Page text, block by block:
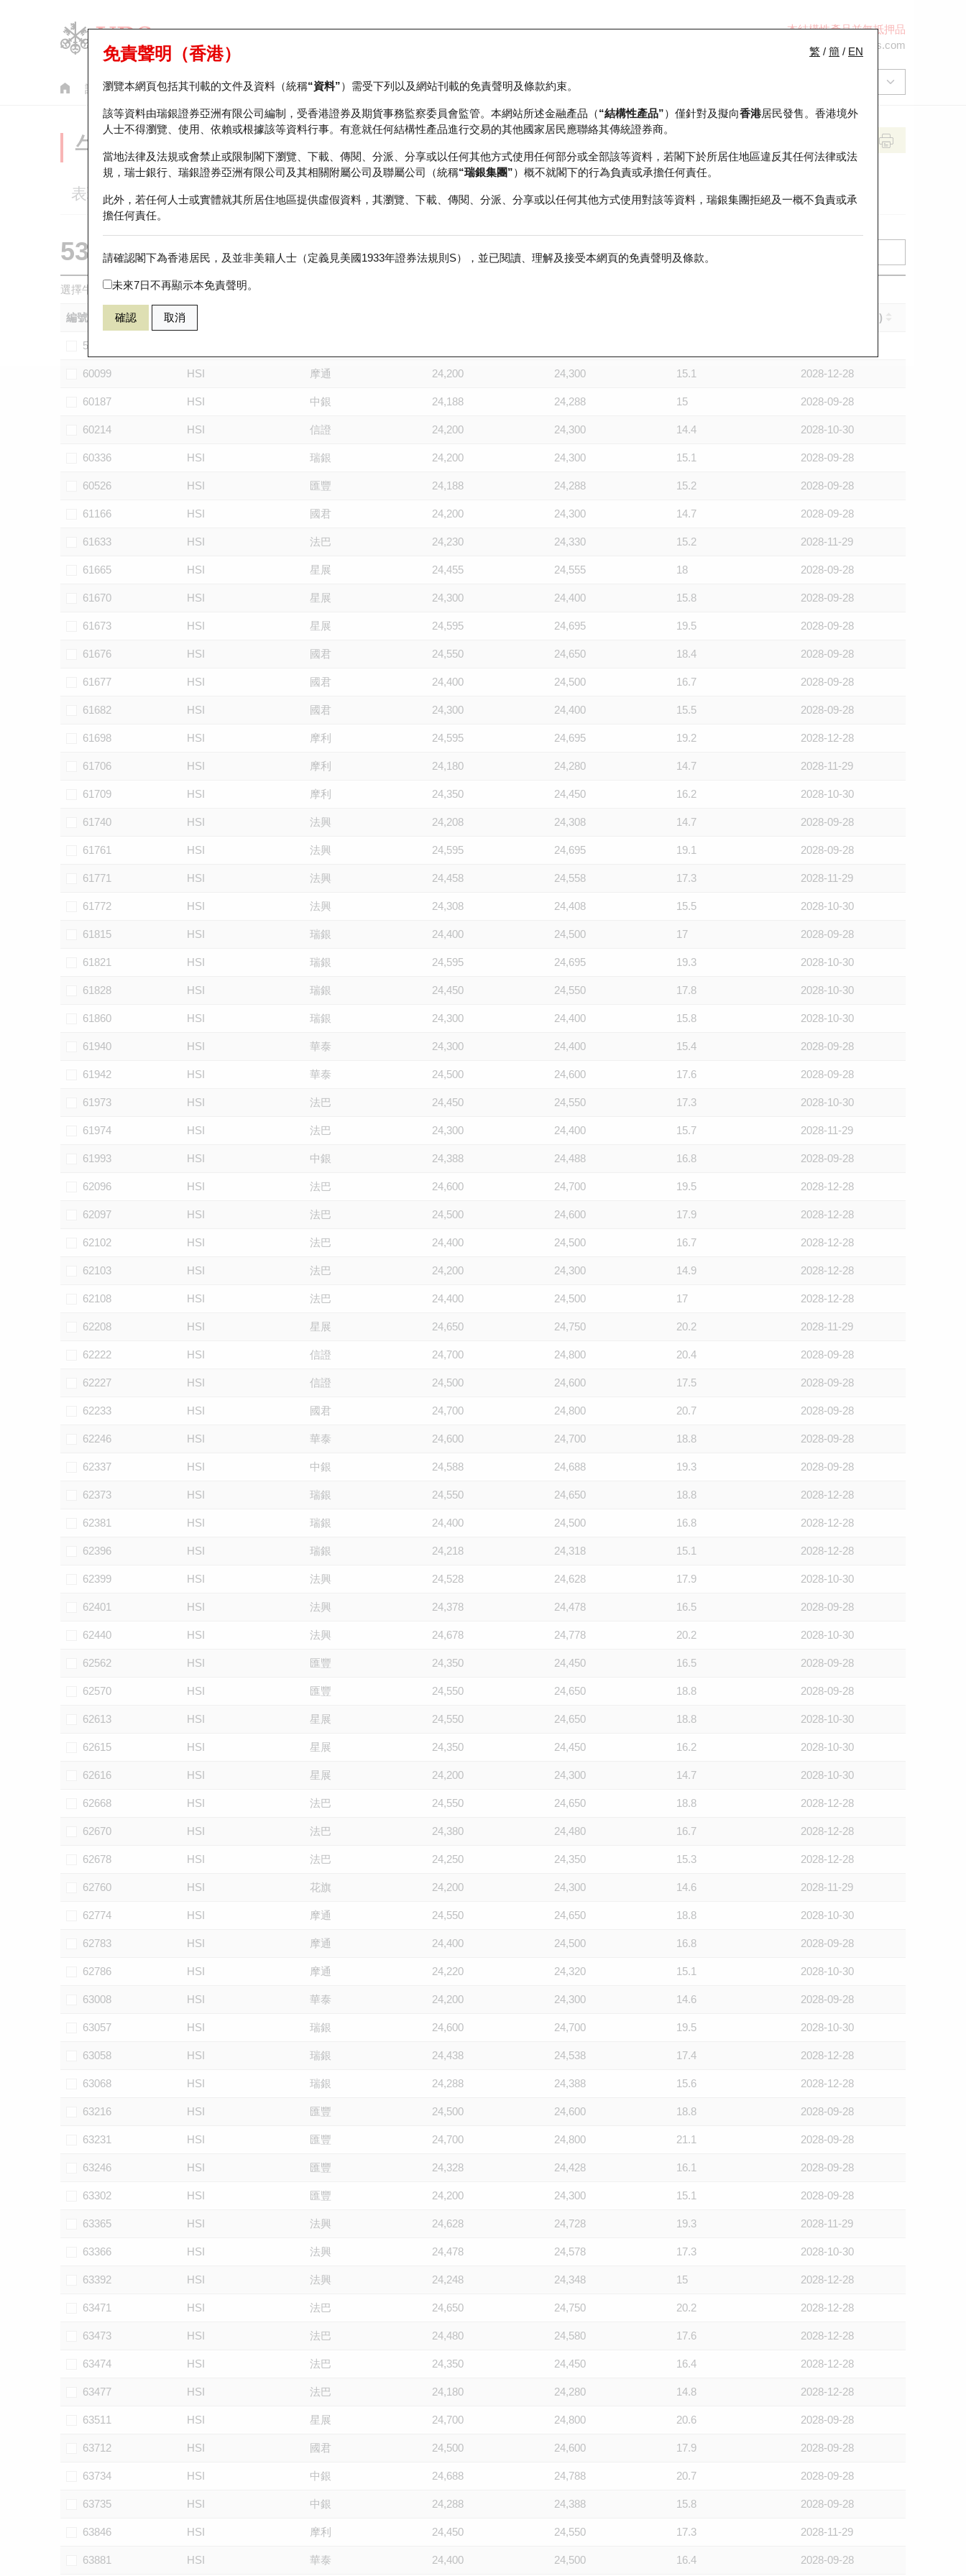
本結構性產品並無抵押品
ol-hkwarrants@ubs.com
認股證 牛熊證 美股指數產品 輪證市場統計 正股資料及市場統計 瑞銀輪證教室
繁 / 簡 / EN
免責聲明（香港）
瀏覽本網頁包括其刊載的文件及資料（統稱“資料”）需受下列以及網站刊載的免責聲明及條款約束。
該等資料由瑞銀證券亞洲有限公司編制，受香港證券及期貨事務監察委員會監管。本網站所述金融產品（“結構性產品”）僅針對及擬向香港居民發售。香港境外
人士不得瀏覽、使用、依賴或根據該等資料行事。有意就任何結構性產品進行交易的其他國家居民應聯絡其傳統證券商。
當地法律及法規或會禁止或限制閣下瀏覽、下載、傳閱、分派、分享或以任何其他方式使用任何部分或全部該等資料，若閣下於所居住地區違反其任何法律或法
規，瑞士銀行、瑞銀證券亞洲有限公司及其相關附屬公司及聯屬公司（統稱“瑞銀集團”）概不就閣下的行為負責或承擔任何責任。
此外，若任何人士或實體就其所居住地區提供虛假資料，其瀏覽、下載、傳閱、分派、分享或以任何其他方式使用對該等資料，瑞銀集團拒絕及一概不負責或承
擔任何責任。
請確認閣下為香港居民，及並非美籍人士（定義見美國1933年證券法規則S），並已閱讀、理解及接受本網頁的免責聲明及條款。
未來7日不再顯示本免責聲明。
確認 取消
牛熊證分析儀
表現 街貨統計 比較
53159 瑞銀牛證 HSI 恒生指數
選擇牛熊證作比較 *你可以選擇最多五隻牛熊證
編號 到期日 (年-月-日)
59949
60099 HSI 摩通 24,200 24,300 15.1 2028-12-28
60187 HSI 中銀 24,188 24,288 15 2028-09-28
60214 HSI 信證 24,200 24,300 14.4 2028-10-30
60336 HSI 瑞銀 24,200 24,300 15.1 2028-09-28
60526 HSI 匯豐 24,188 24,288 15.2 2028-09-28
61166 HSI 國君 24,200 24,300 14.7 2028-09-28
61633 HSI 法巴 24,230 24,330 15.2 2028-11-29
61665 HSI 星展 24,455 24,555 18 2028-09-28
61670 HSI 星展 24,300 24,400 15.8 2028-09-28
61673 HSI 星展 24,595 24,695 19.5 2028-09-28
61676 HSI 國君 24,550 24,650 18.4 2028-09-28
61677 HSI 國君 24,400 24,500 16.7 2028-09-28
61682 HSI 國君 24,300 24,400 15.5 2028-09-28
61698 HSI 摩利 24,595 24,695 19.2 2028-12-28
61706 HSI 摩利 24,180 24,280 14.7 2028-11-29
61709 HSI 摩利 24,350 24,450 16.2 2028-10-30
61740 HSI 法興 24,208 24,308 14.7 2028-09-28
61761 HSI 法興 24,595 24,695 19.1 2028-09-28
61771 HSI 法興 24,458 24,558 17.3 2028-11-29
61772 HSI 法興 24,308 24,408 15.5 2028-10-30
61815 HSI 瑞銀 24,400 24,500 17 2028-09-28
61821 HSI 瑞銀 24,595 24,695 19.3 2028-10-30
61828 HSI 瑞銀 24,450 24,550 17.8 2028-10-30
61860 HSI 瑞銀 24,300 24,400 15.8 2028-10-30
61940 HSI 華泰 24,300 24,400 15.4 2028-09-28
61942 HSI 華泰 24,500 24,600 17.6 2028-09-28
61973 HSI 法巴 24,450 24,550 17.3 2028-10-30
61974 HSI 法巴 24,300 24,400 15.7 2028-11-29
61993 HSI 中銀 24,388 24,488 16.8 2028-09-28
62096 HSI 法巴 24,600 24,700 19.5 2028-12-28
62097 HSI 法巴 24,500 24,600 17.9 2028-12-28
62102 HSI 法巴 24,400 24,500 16.7 2028-12-28
62103 HSI 法巴 24,200 24,300 14.9 2028-12-28
62108 HSI 法巴 24,400 24,500 17 2028-12-28
62208 HSI 星展 24,650 24,750 20.2 2028-11-29
62222 HSI 信證 24,700 24,800 20.4 2028-09-28
62227 HSI 信證 24,500 24,600 17.5 2028-09-28
62233 HSI 國君 24,700 24,800 20.7 2028-09-28
62246 HSI 華泰 24,600 24,700 18.8 2028-09-28
62337 HSI 中銀 24,588 24,688 19.3 2028-09-28
62373 HSI 瑞銀 24,550 24,650 18.8 2028-12-28
62381 HSI 瑞銀 24,400 24,500 16.8 2028-12-28
62396 HSI 瑞銀 24,218 24,318 15.1 2028-12-28
62399 HSI 法興 24,528 24,628 17.9 2028-10-30
62401 HSI 法興 24,378 24,478 16.5 2028-09-28
62440 HSI 法興 24,678 24,778 20.2 2028-10-30
62562 HSI 匯豐 24,350 24,450 16.5 2028-09-28
62570 HSI 匯豐 24,550 24,650 18.8 2028-09-28
62613 HSI 星展 24,550 24,650 18.8 2028-10-30
62615 HSI 星展 24,350 24,450 16.2 2028-10-30
62616 HSI 星展 24,200 24,300 14.7 2028-10-30
62668 HSI 法巴 24,550 24,650 18.8 2028-12-28
62670 HSI 法巴 24,380 24,480 16.7 2028-12-28
62678 HSI 法巴 24,250 24,350 15.3 2028-12-28
62760 HSI 花旗 24,200 24,300 14.6 2028-11-29
62774 HSI 摩通 24,550 24,650 18.8 2028-10-30
62783 HSI 摩通 24,400 24,500 16.8 2028-09-28
62786 HSI 摩通 24,220 24,320 15.1 2028-10-30
63008 HSI 華泰 24,200 24,300 14.6 2028-09-28
63057 HSI 瑞銀 24,600 24,700 19.5 2028-10-30
63058 HSI 瑞銀 24,438 24,538 17.4 2028-12-28
63068 HSI 瑞銀 24,288 24,388 15.6 2028-12-28
63216 HSI 匯豐 24,500 24,600 18.8 2028-09-28
63231 HSI 匯豐 24,700 24,800 21.1 2028-09-28
63246 HSI 匯豐 24,328 24,428 16.1 2028-09-28
63302 HSI 匯豐 24,200 24,300 15.1 2028-09-28
63365 HSI 法興 24,628 24,728 19.3 2028-11-29
63366 HSI 法興 24,478 24,578 17.3 2028-10-30
63392 HSI 法興 24,248 24,348 15 2028-12-28
63471 HSI 法巴 24,650 24,750 20.2 2028-12-28
63473 HSI 法巴 24,480 24,580 17.6 2028-12-28
63474 HSI 法巴 24,350 24,450 16.4 2028-12-28
63477 HSI 法巴 24,180 24,280 14.8 2028-12-28
63511 HSI 星展 24,700 24,800 20.6 2028-09-28
63712 HSI 國君 24,500 24,600 17.9 2028-09-28
63734 HSI 中銀 24,688 24,788 20.7 2028-09-28
63735 HSI 中銀 24,288 24,388 15.8 2028-09-28
63846 HSI 摩利 24,450 24,550 17.3 2028-11-29
63881 HSI 華泰 24,400 24,500 16.4 2028-09-28